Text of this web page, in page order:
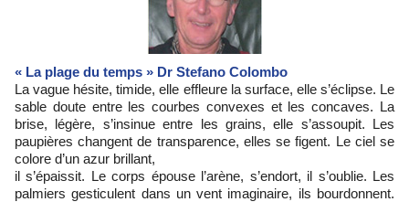
« La plage du temps » Dr Stefano Colombo
La vague hésite, timide, elle effleure la surface, elle s’éclipse. Le
sable doute entre les courbes convexes et les concaves. La
brise, légère, s’insinue entre les grains, elle s’assoupit. Les
paupières changent de transparence, elles se figent. Le ciel se
colore d’un azur brillant,
il s’épaissit. Le corps épouse l’arène, s’endort, il s’oublie. Les
palmiers gesticulent dans un vent imaginaire, ils bourdonnent.